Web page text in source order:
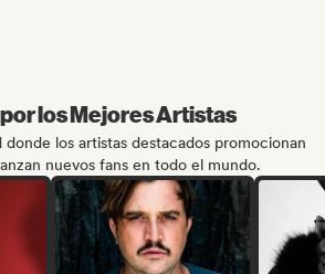
los Mejores Artistas
los artistas destacados promocionan
nuevos fans en todo el mundo.